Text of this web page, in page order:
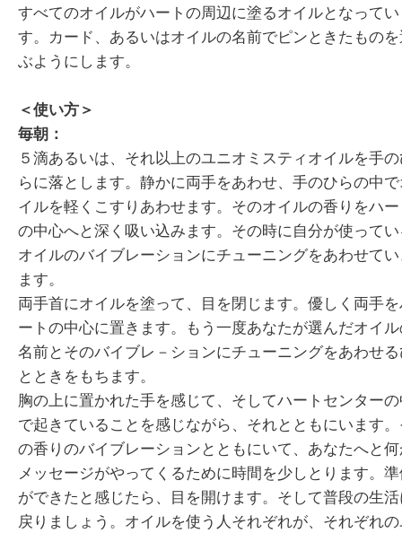
すべてのオイルがハートの周辺に塗るオイルとなって
す。カード、あるいはオイルの名前でピンときたもの
ぶようにします。
＜使い方＞
毎朝：
５滴あるいは、それ以上のユニオミスティオイルを手
らに落とします。静かに両手をあわせ、手のひらの中
イルを軽くこすりあわせます。そのオイルの香りをハ
の中心へと深く吸い込みます。その時に自分が使って
オイルのバイブレーションにチューニングをあわせて
ます。
両手首にオイルを塗って、目を閉じます。優しく両手
ートの中心に置きます。もう一度あなたが選んだオイ
名前とそのバイブレ－ションにチューニングをあわせ
とときをもちます。
胸の上に置かれた手を感じて、そしてハートセンター
で起きていることを感じながら、それとともにいます
の香りのバイブレーションとともにいて、あなたへと
メッセージがやってくるために時間を少しとります。
ができたと感じたら、目を開けます。そして普段の生
戻りましょう。オイルを使う人それぞれが、それぞれ